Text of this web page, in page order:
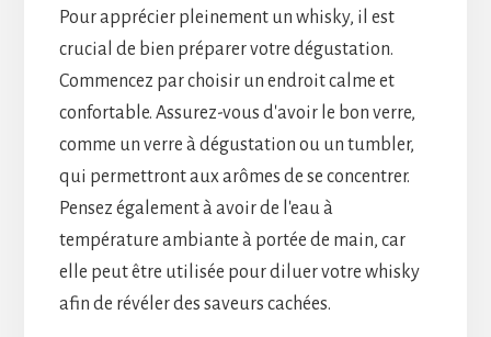
Pour apprécier pleinement un whisky, il est
crucial de bien préparer votre dégustation.
Commencez par choisir un endroit calme et
confortable. Assurez-vous d'avoir le bon verre,
comme un verre à dégustation ou un tumbler,
qui permettront aux arômes de se concentrer.
Pensez également à avoir de l'eau à
température ambiante à portée de main, car
elle peut être utilisée pour diluer votre whisky
afin de révéler des saveurs cachées.